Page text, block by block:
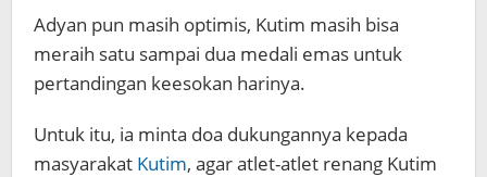
Adyan pun masih optimis, Kutim masih bisa
meraih satu sampai dua medali emas untuk
pertandingan keesokan harinya.
Untuk itu, ia minta doa dukungannya kepada
masyarakat Kutim, agar atlet-atlet renang Kutim